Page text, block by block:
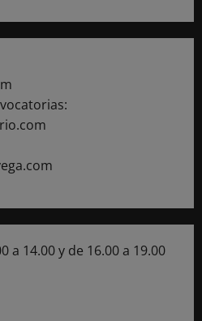
a 14.00 y de 16.00 a 19.00